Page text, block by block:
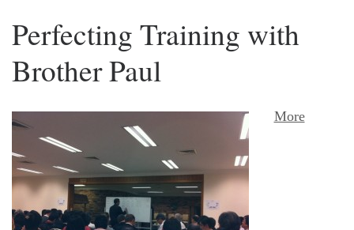
Perfecting Training with
Brother Paul
More